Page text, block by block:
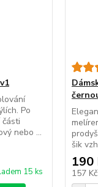
Po
nebo ...
15 ks
šik
190
157 Kč